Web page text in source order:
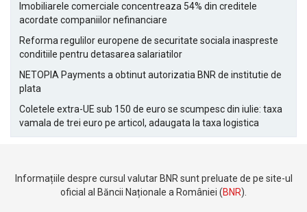
Imobiliarele comerciale concentreaza 54% din creditele
acordate companiilor nefinanciare
Reforma regulilor europene de securitate sociala inaspreste
conditiile pentru detasarea salariatilor
NETOPIA Payments a obtinut autorizatia BNR de institutie de
plata
Coletele extra-UE sub 150 de euro se scumpesc din iulie: taxa
vamala de trei euro pe articol, adaugata la taxa logistica
Informațiile despre cursul valutar BNR sunt preluate de pe site-ul
oficial al Băncii Naționale a României (BNR).